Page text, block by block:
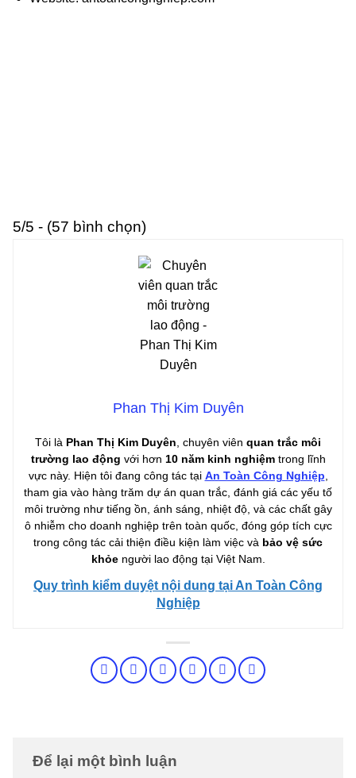
5/5 - (57 bình chọn)
Phan Thị Kim Duyên
Tôi là Phan Thị Kim Duyên , chuyên viên quan trắc môi
trường lao động với hơn 10 năm kinh nghiệmtrong lĩnh
vực này. Hiện tôi đang công tác tại An Toàn Công Nghiệp
tham gia vào hàng trăm dự án quan trắc, đánh giá các yếu tố
môi trường như tiếng ồn, ánh sáng, nhiệt độ, và các chất gây
ô nhiễm cho doanh nghiệp trên toàn quốc, đóng góp tích cực
trong công tác cải thiện điều kiện làm việc và bảo vệ sức
khỏengười lao động tại Việt Nam.
Quy trình kiểm duyệt nội dung tại An Toàn Công
Nghiệp
Để lại một bình luận